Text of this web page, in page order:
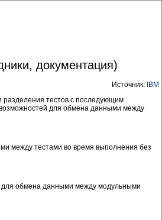
документация)
Источник: IBM
разделения тестов с последующим
для обмена данными между
между тестами во время выполнения без
для обмена данными между модульными